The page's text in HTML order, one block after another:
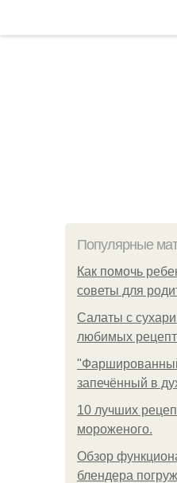
Популярные
Как помочь
советы для
Салаты с
любимых
запечённый в
10 лучших
мороженого.
Обзор
блендера